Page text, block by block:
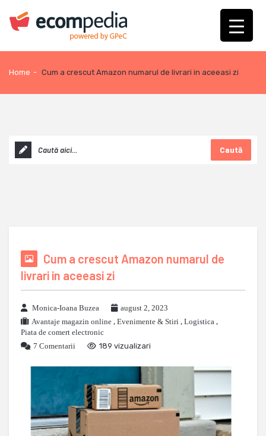
Home - Cum a crescut Amazon numarul de livrari in aceeasi zi
Caută
Cum a crescut Amazon numarul de
livrari in aceeasi zi
Monica-Ioana Buzea
august 2, 2023
Avantaje magazin online , Evenimente & Stiri , Logistica ,
Piata de comert electronic
7 Comentarii
189 vizualizari